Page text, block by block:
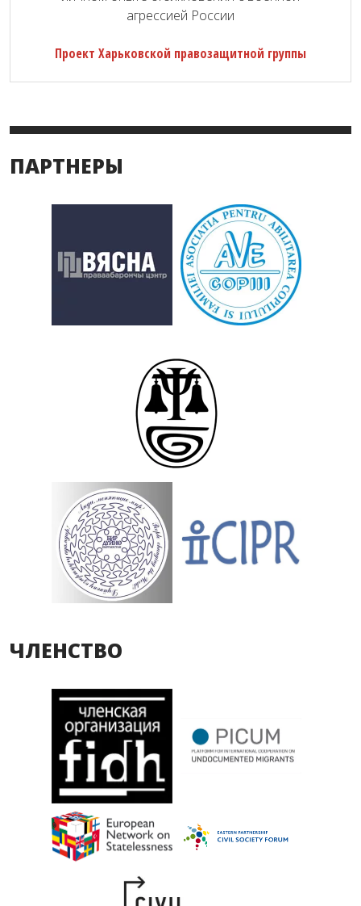
агрессией России
Проект Харьковской правозащитной группы
ПАРТНЕРЫ
ЧЛЕНСТВО